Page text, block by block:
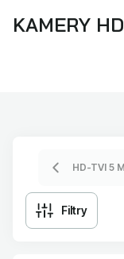
KAMERY
HD-TVI 5
Filtry